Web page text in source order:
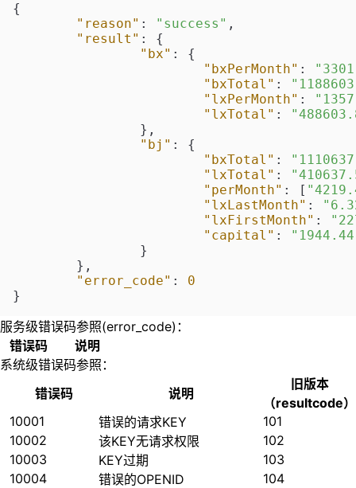
{
"reason" : "success" ,
"result" :
{
"bx" :
{
"bxPerMonth" :
"bxTotal" :
"lxPerMonth" :
"lxTotal" :
} ,
"bj" :
{
"bxTotal" :
"lxTotal" :
"perMonth" : [
"lxLastMonth" :
"lxFirstMonth" :
"capital" :
}
} ,
"error_code" :
0
}
服务级错误码参照(error_code)：
错误码
说明
系统级错误码参照：
错误码
说明
旧版本
（resultcode）
10001
错误的请求KEY
101
10002
该KEY无请求权限
102
10003
KEY过期
103
10004
错误的OPENID
104